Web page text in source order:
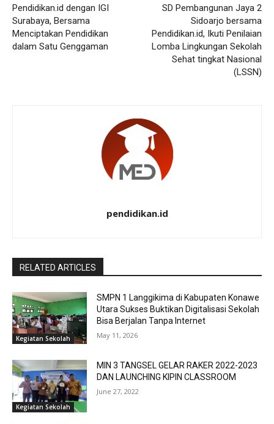
Pendidikan.id dengan IGI
Surabaya, Bersama
Menciptakan Pendidikan
dalam Satu Genggaman
SD Pembangunan Jaya 2
Sidoarjo bersama
Pendidikan.id, Ikuti Penilaian
Lomba Lingkungan Sekolah
Sehat tingkat Nasional
(LSSN)
pendidikan.id
RELATED ARTICLES
Kegiatan Sekolah
SMPN 1 Langgikima di Kabupaten Konawe
Utara Sukses Buktikan Digitalisasi Sekolah
Bisa Berjalan Tanpa Internet
May 11, 2026
Kegiatan Sekolah
MIN 3 TANGSEL GELAR RAKER 2022-2023
DAN LAUNCHING KIPIN CLASSROOM
June 27, 2022